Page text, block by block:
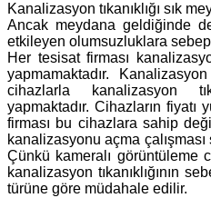
Kanalizasyon tıkanıklığı sık
Ancak meydana geldiğinde
etkileyen olumsuzluklara
Her tesisat firması
yapmamaktadır.
cihazlarla kanalizasyon
yapmaktadır. Cihazların
firması bu cihazlara sahip
kanalizasyonu açma
Çünkü kameralı görüntüleme
kanalizasyon tıkanıklığının
türüne göre müdahale edilir.